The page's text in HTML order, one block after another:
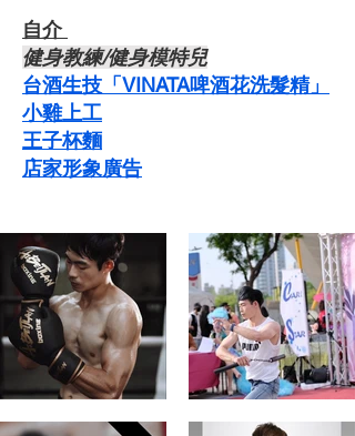
自介 ​
​健身教練/健身模特兒
台酒生技「VINATA啤酒花洗髮精」
​小雞上工
​王子杯麵
​店家形象廣告